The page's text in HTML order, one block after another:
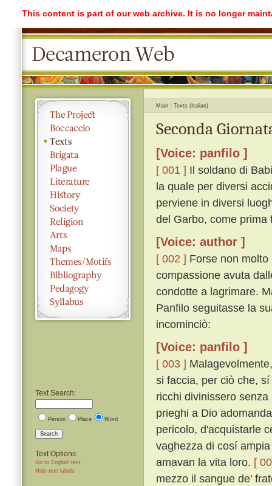
This content is part of our web archive. It is no longer
Text Search:
Person Place Word
Search
Text Options:
Go to English text
Hide text labels
Main Texts (Italian)
Seconda
[Voice: panfilo ]
[ 001 ] Il soldano di
la quale per diversi
perviene in diversi
del Garbo, come prima
[Voice: author ]
[ 002 ] Forse non
compassione avuta
condotte a lagrimare.
Panfilo seguitasse la
incominciò:
[Voice: panfilo ]
[ 003 ]
si faccia, per ciò che,
ricchi divinissero
prieghi a Dio
pericolo, d'acquistarle
vaghezza di cosí
amavan la vita loro. [
mezzo il sangue de'